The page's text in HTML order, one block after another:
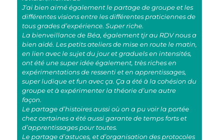
J’ai bien aimé également le partage de groupe et les
différentes visions entre les différentes praticiennes de
tous grades d’expérience. Super riche.
La bienveillance de Béa, également tjr au RDV nous a
bien aidé. Les petits ateliers de mise en route le matin,
en lien avec le sujet du jour et graduels en intensités,
ont été une super idée également, très riches en
expérimentations de ressenti et en apprentissages,
super ludique et fun avec ça. Ça a été à la cohésion du
groupe et à expérimenter la théorie d’une autre
façon.
Le partage d’histoires aussi où on a pu voir la portée
chez certaines a été aussi garante de temps forts et
d’apprentissages pour toutes.
Le partage d’astuces, et d’organisation des protocoles